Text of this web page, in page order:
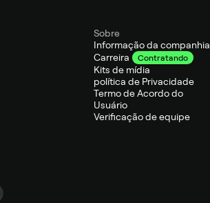
Sobre
Informação da companhia
Carreira
Contratando
Kits de mídia
política de Privacidade
Termo de Acordo do
Usuário
Verificação de equipe